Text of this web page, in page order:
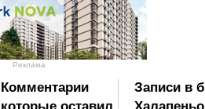
Реклама
Комментарии
которые оставил
Записи в